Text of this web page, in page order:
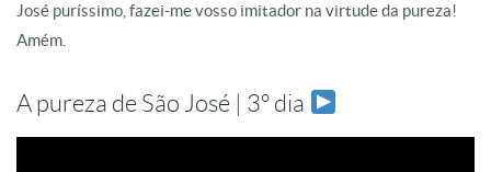
José puríssimo, fazei-me vosso imitador na virtude da pureza!
Amém.
A pureza de São José | 3º dia